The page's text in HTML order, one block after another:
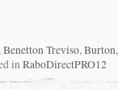
Benetton Treviso, Burton
in RaboDirectPRO12